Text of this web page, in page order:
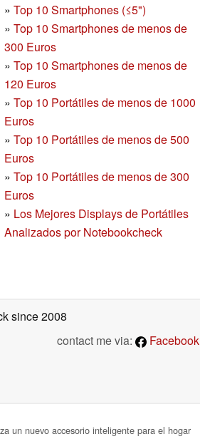
» Top 10 Smartphones (≤5")
» Top 10 Smartphones de menos de
300 Euros
» Top 10 Smartphonesde menos de
120 Euros
» Top 10 Portátiles de menos de 1000
Euros
» Top 10 Portátiles de menos de 500
Euros
» Top 10 Portátiles de menos de 300
Euros
» Los Mejores Displays de Portátiles
Analizados por Notebookcheck
since 2008
contact me via:
Facebook
un nuevo accesorio inteligente para el hogar